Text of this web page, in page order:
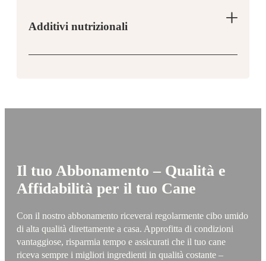
Additivi nutrizionali
Il tuo Abbonamento – Qualità e
Affidabilità per il tuo Cane
Con il nostro abbonamento riceverai regolarmente cibo umido
di alta qualità direttamente a casa. Approfitta di condizioni
vantaggiose, risparmia tempo e assicurati che il tuo cane
riceva sempre i migliori ingredienti in qualità costante –